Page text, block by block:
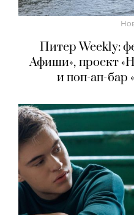
Питер Weekly:
Афиши», проект
и поп-ап-бар